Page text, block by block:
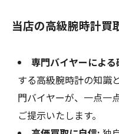
当店の高級腕時計買
専門バイヤーによ
する高級腕時計の知識
門バイヤーが、一点一
ご提示いたします。